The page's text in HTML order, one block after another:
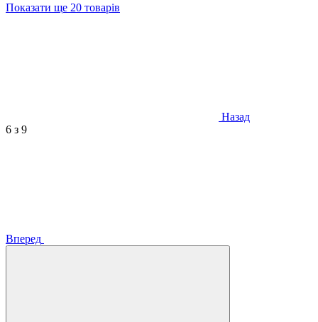
Показати ще 20 товарів
Назад
6 з 9
Вперед